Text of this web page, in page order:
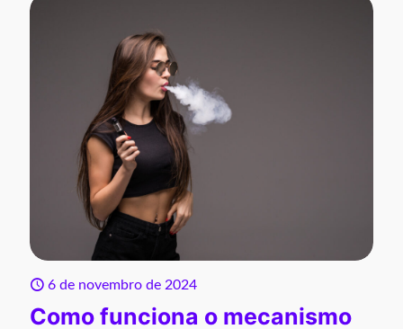
6 de novembro de 2024
Como funciona o mecanismo